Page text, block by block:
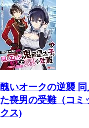
醜いオークの逆襲
た喪男の受難（コミ
クス)